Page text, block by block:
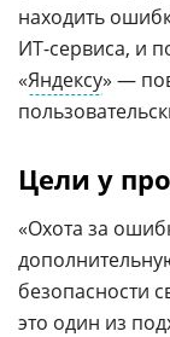
находить
ИТ-сервиса, и
«Яндексу» —
Цели у
«Охота за
безопасности
это один из